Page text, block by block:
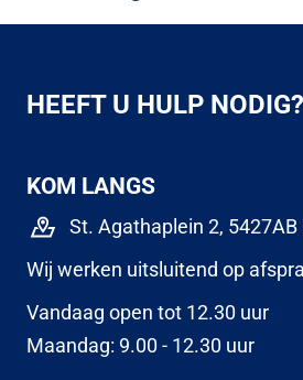
HEEFT U HULP NODIG?
KOM LANGS
St. Agathaplein 2, 5427AB
Wij werken uitsluitend op
Vandaag open tot 12.30 uur
Maandag: 9.00 - 12.30 uur